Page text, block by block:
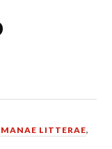
LITTERAE,